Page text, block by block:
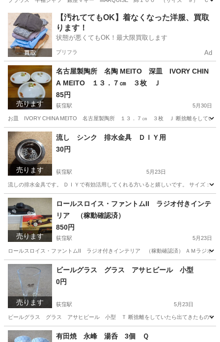
東京 杉並区 荻窪駅 ブラウス 断捨離
【汚れててもOK】着なくなった洋服、買取
ります！
状態が悪くてもOK！最大限買取します
プリフラ Ad
売ります
名古屋製陶所 名陶 MEITO 深皿 IVORY CHIN
A MEITO １３．７㎝ ３枚 Ｊ
85円
荻窪駅 5月30日
お皿 IVORY CHINA MEITO 名古屋製陶所 １３．７㎝ ３枚 Ｊ 断捨離をしてい
東京 杉並区 荻窪駅 食器 断捨離
売ります
流し シンク 排水金具 ＤＩＹ用
30円
荻窪駅 5月23日
流しの排水金具です。 ＤＩＹで有効活用してくれる方いると嬉しいです。 サイ
東京 杉並区 その他
売ります
ロールスロイス・ファントムII ラジオ付きインテ
リア （稼動確認済）
850円
荻窪駅 5月23日
ロールスロイス・ファントムII ラジオ付きインテリア （稼動確認済） ＡＭラジオ
東京 杉並区 荻窪駅 ミニカー ロールスロイス
売ります
ビールグラス グラス アサヒビール 小型
0円
荻窪駅 5月23日
ビールグラス グラス アサヒビール 小型 Ｔ 断捨離をしていたら出てきたもの
東京 杉並区 荻窪駅 食器 グラス
有田焼 永峰 湯呑 3個 Ｑ